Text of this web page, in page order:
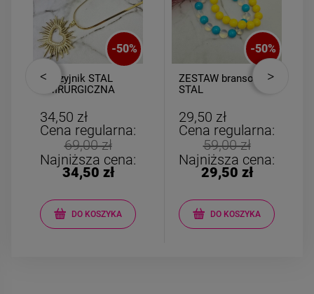
-50%
Naszyjnik STAL
CHIRURGICZNA
serce promienie
perełki
34,50 zł
Cena regularna:
69,00 zł
Najniższa cena:
34,50 zł
DO KOSZYKA
-50%
ZESTAW bransoletki
STAL
gumkowa akryl
żółta jasno
niebieska
29,50 zł
Cena regularna:
59,00 zł
Najniższa cena:
29,50 zł
DO KOSZYKA